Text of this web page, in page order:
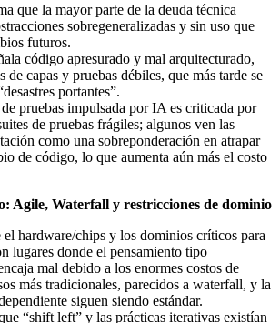
que la mayor parte de la deuda técnica
sobregeneralizadas y sin uso que
futuros.
código apresurado y mal arquitecturado,
de capas y pruebas débiles, que más tarde se
portantes”.
pruebas impulsada por IA es criticada por
de pruebas frágiles; algunos ven las
como una sobreponderación en atrapar
de código, lo que aumenta aún más el costo
Agile, Waterfall y restricciones de dominio
el hardware/chips y los dominios críticos para
lugares donde el pensamiento tipo
mal debido a los enormes costos de
más tradicionales, parecidos a waterfall, y la
siguen siendo estándar.
“shift left” y las prácticas iterativas existían